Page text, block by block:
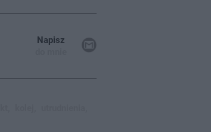
Napisz